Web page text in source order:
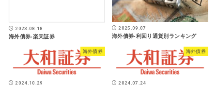
2023.08.18
海外債券-楽天証券
2025.09.07
海外債券-利回り通貨別ランキング
海外債券
2024.10.29
海外債券
2024.07.24